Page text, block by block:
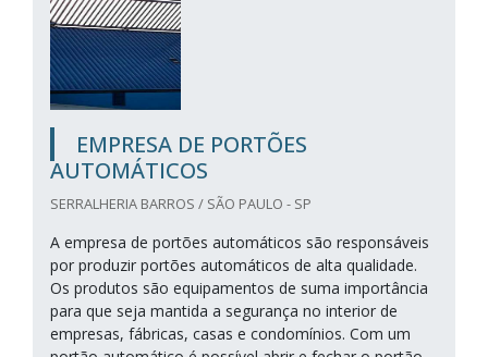
EMPRESA DE PORTÕES
AUTOMÁTICOS
SERRALHERIA BARROS / SÃO PAULO - SP
A empresa de portões automáticos são responsáveis
por produzir portões automáticos de alta qualidade.
Os produtos são equipamentos de suma importância
para que seja mantida a segurança no interior de
empresas, fábricas, casas e condomínios. Com um